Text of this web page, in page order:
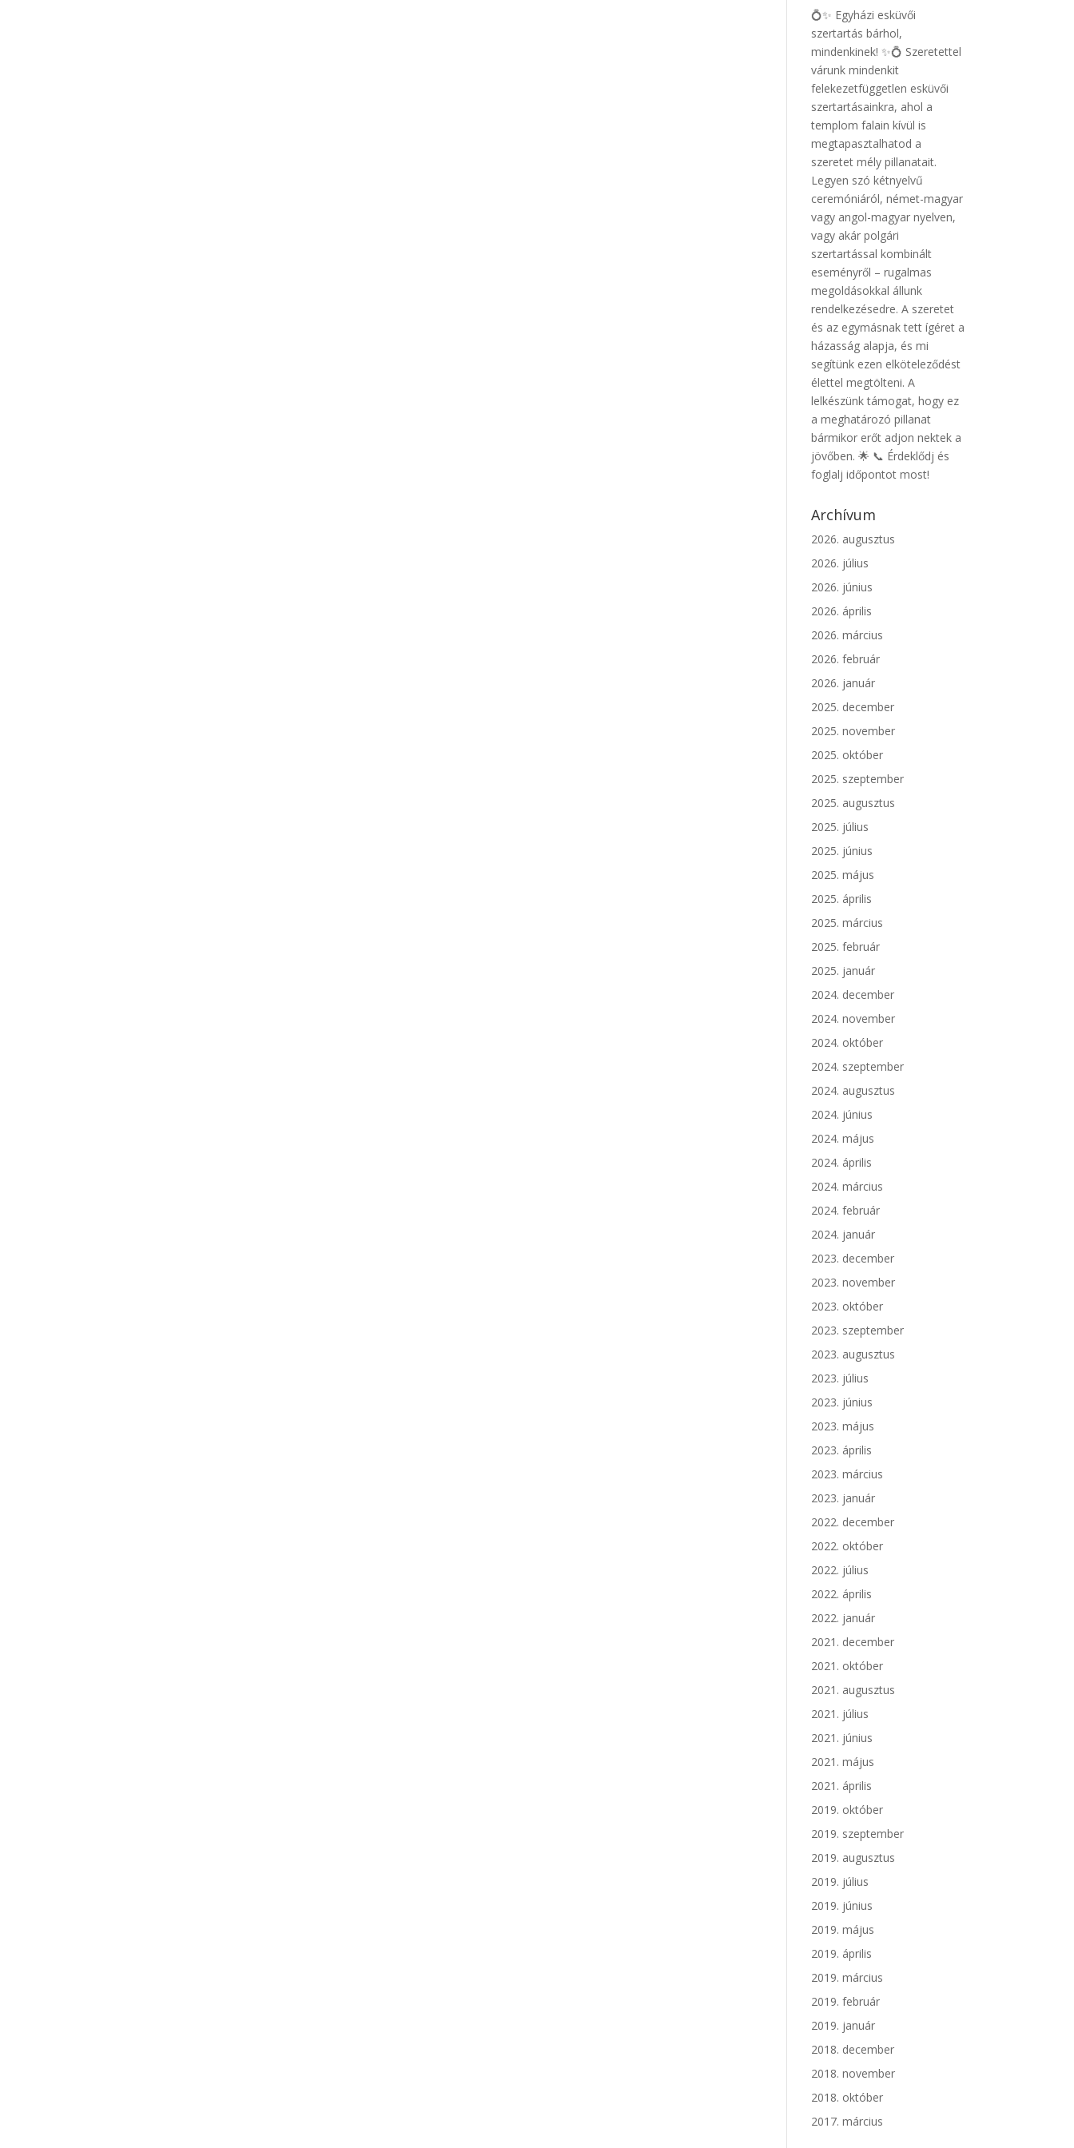
💍✨ Egyházi esküvői
szertartás bárhol,
mindenkinek! ✨💍 Szeretettel
várunk mindenkit
felekezetfüggetlen esküvői
szertartásainkra, ahol a
templom falain kívül is
megtapasztalhatod a
szeretet mély pillanatait.
Legyen szó kétnyelvű
ceremóniáról, német-magyar
vagy angol-magyar nyelven,
vagy akár polgári
szertartással kombinált
eseményről – rugalmas
megoldásokkal állunk
rendelkezésedre. A szeretet
és az egymásnak tett ígéret a
házasság alapja, és mi
segítünk ezen elköteleződést
élettel megtölteni. A
lelkészünk támogat, hogy ez
a meghatározó pillanat
bármikor erőt adjon nektek a
jövőben. 🌟 📞 Érdeklődj és
foglalj időpontot most!
Archívum
2026. augusztus
2026. július
2026. június
2026. április
2026. március
2026. február
2026. január
2025. december
2025. november
2025. október
2025. szeptember
2025. augusztus
2025. július
2025. június
2025. május
2025. április
2025. március
2025. február
2025. január
2024. december
2024. november
2024. október
2024. szeptember
2024. augusztus
2024. június
2024. május
2024. április
2024. március
2024. február
2024. január
2023. december
2023. november
2023. október
2023. szeptember
2023. augusztus
2023. július
2023. június
2023. május
2023. április
2023. március
2023. január
2022. december
2022. október
2022. július
2022. április
2022. január
2021. december
2021. október
2021. augusztus
2021. július
2021. június
2021. május
2021. április
2019. október
2019. szeptember
2019. augusztus
2019. július
2019. június
2019. május
2019. április
2019. március
2019. február
2019. január
2018. december
2018. november
2018. október
2017. március